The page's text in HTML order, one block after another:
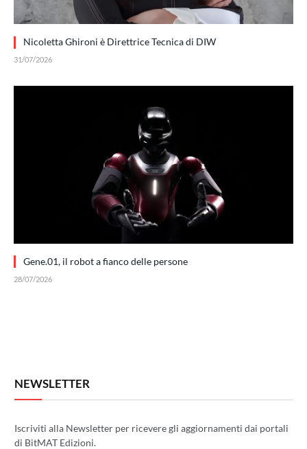
Nicoletta Ghironi è Direttrice Tecnica di DIW
31/07/2026
Gene.01, il robot a fianco delle persone
28/07/2026
NEWSLETTER
Iscriviti alla Newsletter per ricevere gli aggiornamenti dai portali
di BitMAT Edizioni.